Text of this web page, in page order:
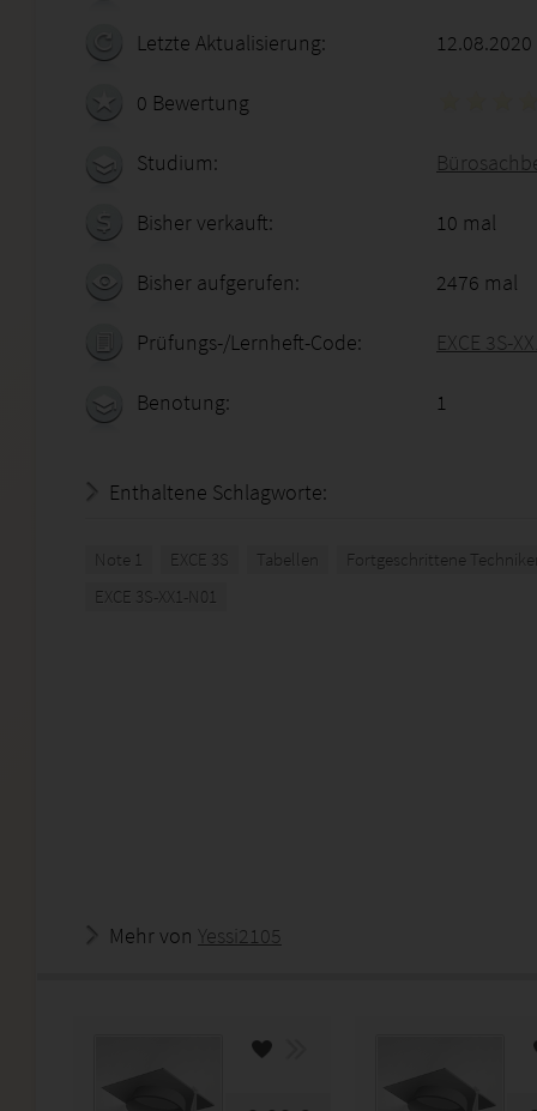
Letzte Aktualisierung: 12.08.2020
0 Bewertung
Studium:
Bisher verkauft: 10 mal
Bisher aufgerufen: 2476 mal
Prüfungs-/Lernheft-Code: EXCE 3S-
Benotung: 1
Enthaltene Schlagworte:
Note 1 EXCE 3S Tabellen
Fortgeschrittene
EXCE 3S-XX1-N01
Mehr von Yessi2105